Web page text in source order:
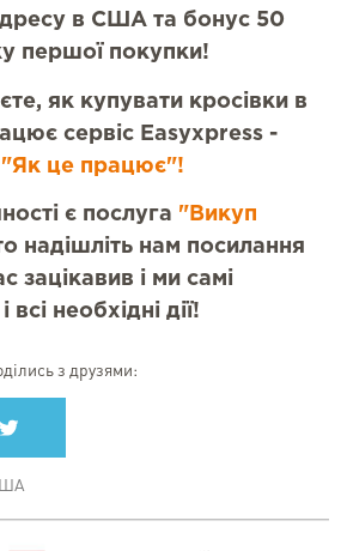
в США та бонус 50
першої покупки!
як купувати кросівки в
сервіс Easyxpress -
"Як це працює"!
є послуга "Викуп
надішліть нам посилання
зацікавив і ми самі
необхідні дії!
з друзями: